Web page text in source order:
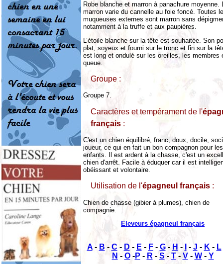
Robe blanche et marron à panachure moyenne.
marron varie du cannelle au foie foncé. Toutes
muqueuses externes sont marron sans
notamment à la truffe et aux paupières.
L’étoile blanche sur la tête est souhaitée. Son
plat, soyeux et fourni sur le tronc et fin sur la
est long et ondulé sur les oreilles, les membres
queue.
Groupe :
Groupe 7.
Caractères et tempérament de l'
français :
C'est un chien équilibré, franc, doux, docile,
joueur, ce qui en fait un bon compagnon pour les
enfants. Il est ardent à la chasse, c'est un
chien d'arrêt. Facile à éduquer car il est
obéissant et volontaire.
Utilisation de l'épagneul français :
Chien de chasse (gibier à plumes), chien de
compagnie.
Eleveurs épagneul français
A- B - C - D - E - F- G- H - - J - K - L
N - O-P - R - S - T- V- W- Y